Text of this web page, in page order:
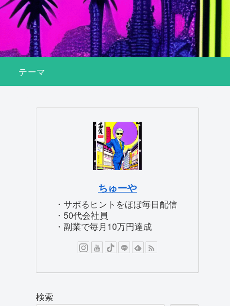
テーマ
ちゅーや
・サボるヒントをほぼ毎日配信
・50代会社員
・副業で毎月10万円達成
検索